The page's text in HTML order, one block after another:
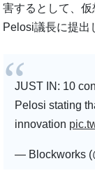
害するとして、
Pelosi議長に提出
JUST IN: 10
Pelosi stating
innovation
— Blockworks